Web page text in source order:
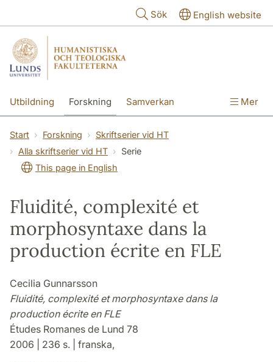
Sök English website
Utbildning Forskning Samverkan Mer
Start Forskning
Skriftserier vid HT
Alla skriftserier vid HT
Serie
This page in English
Fluidité, complexité et
morphosyntaxe dans la
production écrite en FLE
Cecilia Gunnarsson
Fluidité, complexité et morphosyntaxe dans la
production écrite en FLE
Études Romanes de Lund 78
2006 | 236 s. | franska,